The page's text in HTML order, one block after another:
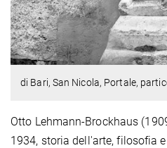
di Bari, San Nicola, Portale,
Otto Lehmann-Brockhaus
1934, storia dell'arte, filosofia